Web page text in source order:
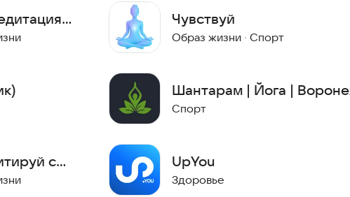
с
Чувствуй
Образ жизни · Спорт
Шантарам | Йога |
Спорт
UpYou
Здоровье